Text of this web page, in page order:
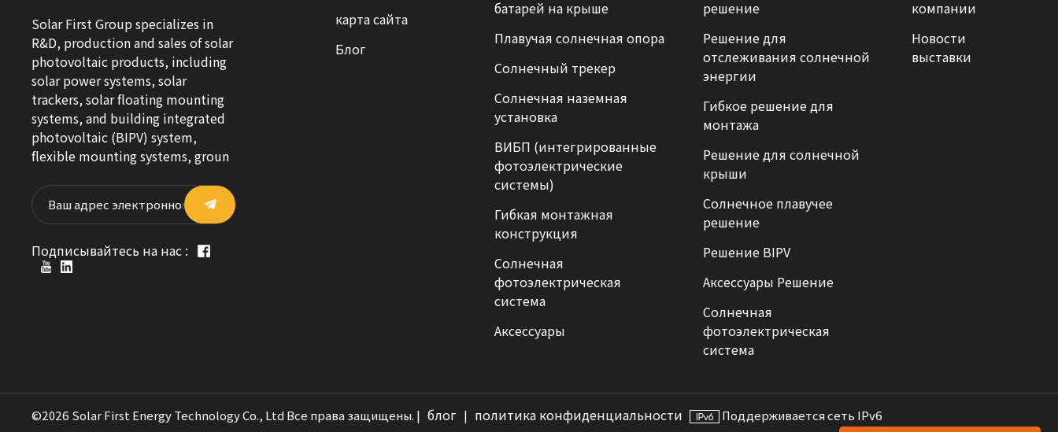
Solar First Group specializes in
R&D, production and sales of solar
photovoltaic products, including
solar power systems, solar
trackers, solar floating mounting
systems, and building integrated
photovoltaic (BIPV) system,
flexible mounting systems, groun
Подписывайтесь на нас :
карта сайта
Блог
батарей на крыше
Плавучая солнечная опора
Солнечный трекер
Солнечная наземная
установка
ВИБП (интегрированные
фотоэлектрические
системы)
Гибкая монтажная
конструкция
Солнечная
фотоэлектрическая
система
Аксессуары
решение
Решение для
отслеживания солнечной
энергии
Гибкое решение для
монтажа
Решение для солнечной
крыши
Солнечное плавучее
решение
Решение BIPV
Аксессуары Решение
Солнечная
фотоэлектрическая
система
компании
Новости
выставки
©2026 Solar First Energy Technology Co., Ltd Все права защищены. | блог | политика конфиденциальности Поддерживается сеть IPv6